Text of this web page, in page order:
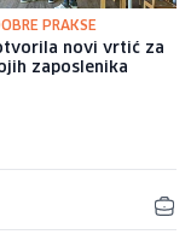
PRAKSE
novi vrtić za
zaposlenika